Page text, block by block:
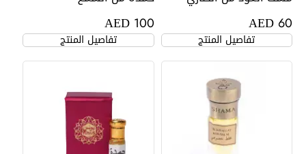
AED 60
تفاصيل المنتج
AED 100
تفاصيل المنتج